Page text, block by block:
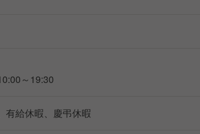
～19:30
有給休暇、慶弔休暇